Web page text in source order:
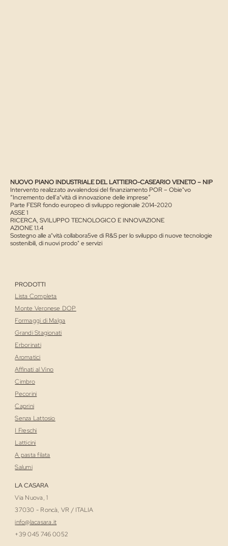
NUOVO PIANO INDUSTRIALE DEL LATTIERO-CASEARIO VENETO – NIP
Intervento realizzato avvalendosi del finanziamento POR – Obie"vo
“Incremento dell’a"vità di innovazione delle imprese”
Parte FESR fondo europeo di sviluppo regionale 2014-2020
ASSE 1
RICERCA, SVILUPPO TECNOLOGICO E INNOVAZIONE
AZIONE 1.1.4
Sostegno alle a"vità collabora5ve di R&S per lo sviluppo di nuove tecnologie
sostenibili, di nuovi prodo" e servizi
PRODOTTI
Lista Completa
Monte Veronese DOP
Formaggi di Malga
Grandi Stagionati
Erborinati
Aromatici
Affinati al Vino
Cimbro
Pecorini
Caprini
Senza Lattosio
I Freschi
Latticini
A pasta filata
Salumi
LA CASARA
Via Nuova, 1
37030 - Roncà, VR / ITALIA
info@lacasara.it
+39 045 746 0052